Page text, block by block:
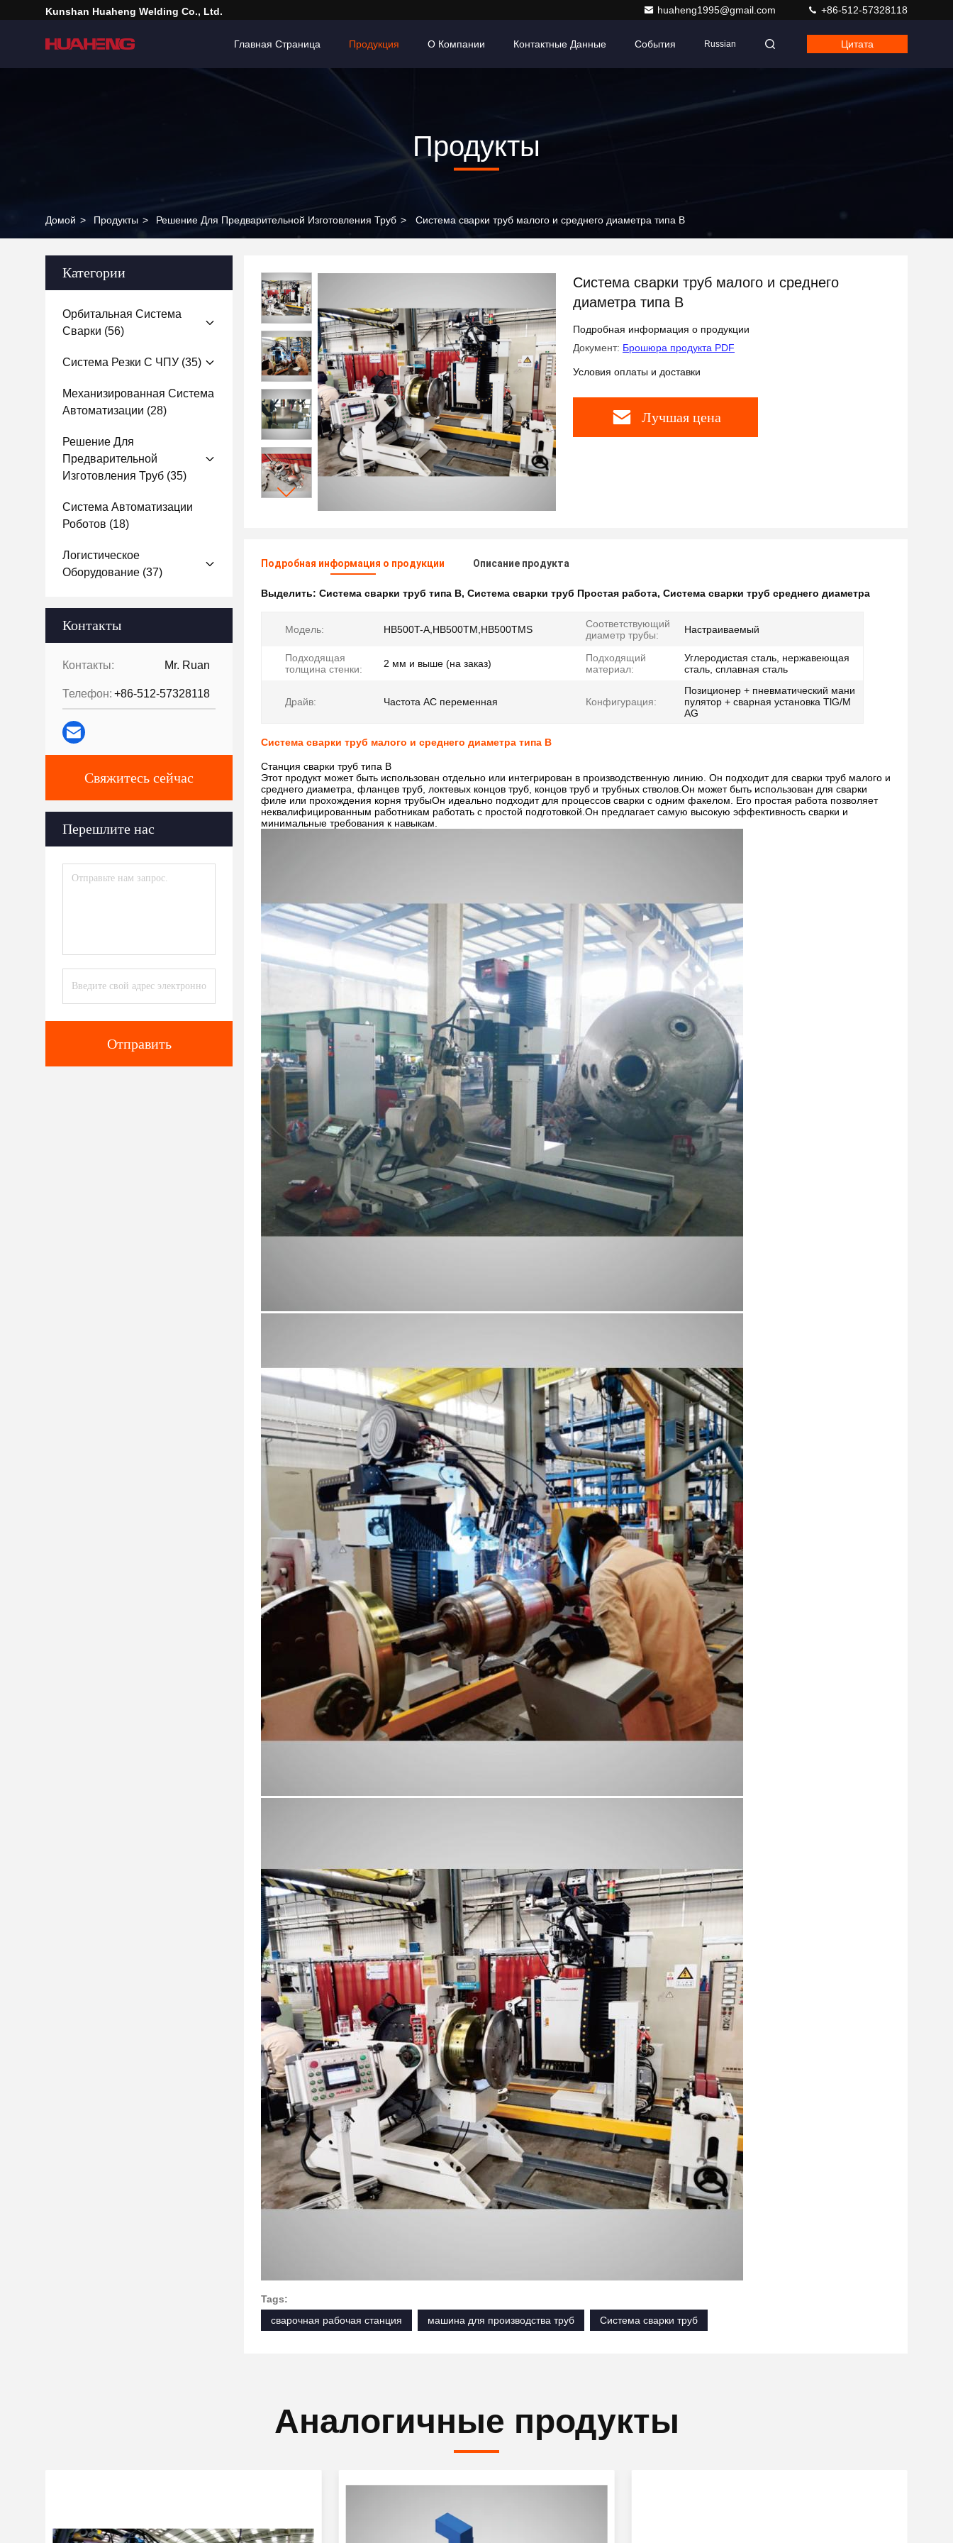
Kunshan Huaheng Welding Co., Ltd. huaheng1995@gmail.com +86-512-57328118
Главная Страница Продукция О Компании Контактные Данные События Russian Цитата
Продукты
Домой > Продукты > Решение Для Предварительной Изготовления Труб > Система сварки труб малого и среднего диаметра типа B
Категории
Орбитальная Система
Сварки (56)
Система Резки С ЧПУ (35)
Механизированная Система
Автоматизации (28)
Решение Для
Предварительной
Изготовления Труб (35)
Система Автоматизации
Роботов (18)
Логистическое
Оборудование (37)
Контакты
Контакты: Mr. Ruan
Телефон: +86-512-57328118
Свяжитесь сейчас
Перешлите нас
Отправить
Система сварки труб малого и среднего
диаметра типа B
Подробная информация о продукции
Документ: Брошюра продукта PDF
Условия оплаты и доставки
Лучшая цена
Подробная информация о продукции Описание продукта
Выделить: Система сварки труб типа B, Система сварки труб Простая работа, Система сварки труб среднего диаметра
Модель: HB500T-A,HB500TM,HB500TMS
Соответствующий
диаметр трубы:
Настраиваемый
Подходящая
толщина стенки:
2 мм и выше (на заказ)
Подходящий
материал:
Углеродистая сталь, нержавеющая
сталь, сплавная сталь
Драйв: Частота AC переменная Конфигурация:
Позиционер + пневматический мани
пулятор + сварная установка TlG/M
AG
Система сварки труб малого и среднего диаметра типа B
Станция сварки труб типа B
Этот продукт может быть использован отдельно или интегрирован в производственную линию. Он подходит для сварки труб малого и
среднего диаметра, фланцев труб, локтевых концов труб, концов труб и трубных стволов.Он может быть использован для сварки
филе или прохождения корня трубыОн идеально подходит для процессов сварки с одним факелом. Его простая работа позволяет
неквалифицированным работникам работать с простой подготовкой.Он предлагает самую высокую эффективность сварки и
минимальные требования к навыкам.
Tags:
сварочная рабочая станция
машина для производства труб Система сварки труб
Аналогичные продукты